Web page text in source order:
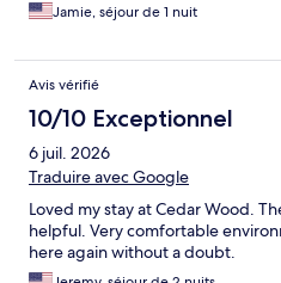
Jamie, séjour de 1 nuit
Avis vérifié
10/10 Exceptionnel
6 juil. 2026
Traduire avec Google
Loved my stay at Cedar Wood.
helpful. Very comfortable
here again without a doubt.